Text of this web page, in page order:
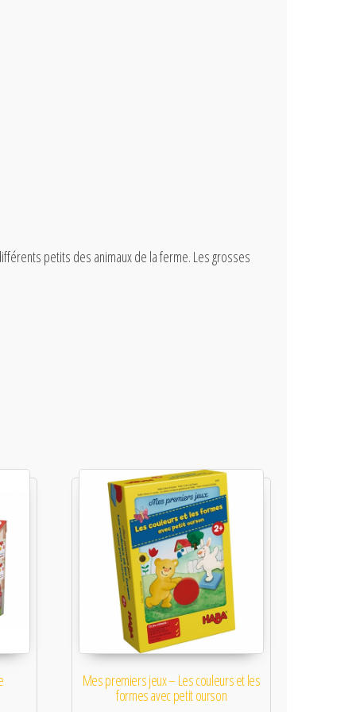
petits des animaux de la ferme. Les grosses
Mes premiers jeux – Les couleurs et les
formes avec petit ourson